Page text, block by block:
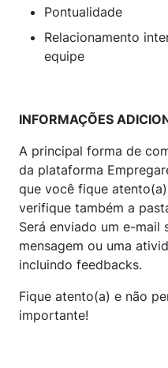
Pontualidade
Relacionamento
equipe
INFORMAÇÕES
A principal forma de
da plataforma
que você fique
verifique também a
Será enviado um e-mail
mensagem ou uma
incluindo feedbacks.
Fique atento(a) e não
importante!